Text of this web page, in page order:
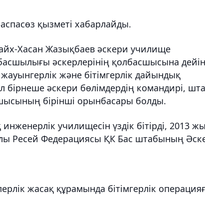
қызметі хабарлайды.
Хасан Жазықбаев әскери училище
әскерлерінің қолбасшысына
және бітімгерлік дайындық
әскери бөлімдердің командирі,
бірінші орынбасары болды.
училищесін үздік бітірді, 2013
Ресей Федерациясы ҚК Бас штабының
жасақ құрамында бітімгерлік